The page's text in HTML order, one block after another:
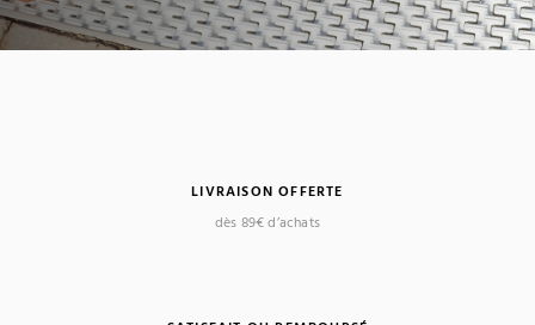
LIVRAISON OFFERTE
dès 89€ d’achats